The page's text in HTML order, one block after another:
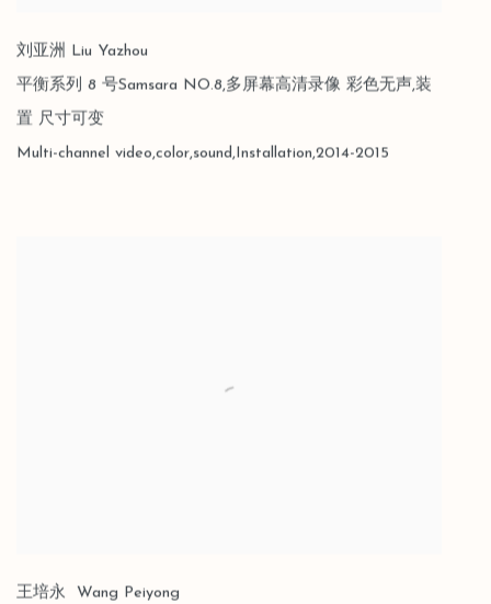
刘亚洲 Liu Yazhou
平衡系列 8 号Samsara NO.8,多屏幕高清录像 彩色无声,装
置 尺寸可变
Multi-channel video,color,sound,Installation,2014-2015
王培永 Wang Peiyong